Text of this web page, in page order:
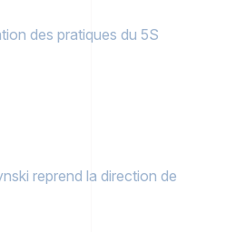
des pratiques du 5S
reprend la direction de